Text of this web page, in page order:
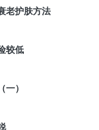
老护肤方法
较低
）